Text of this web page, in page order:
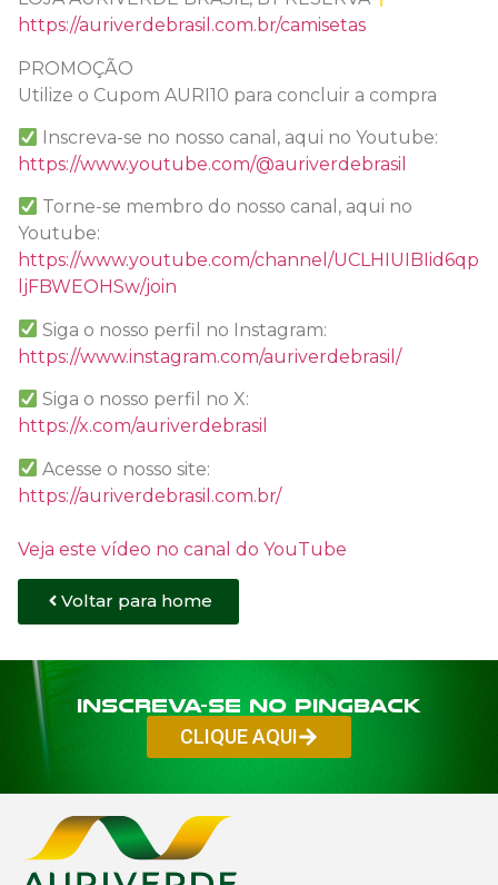
https://auriverdebrasil.com.br/camisetas
PROMOÇÃO
Utilize o Cupom AURI10 para concluir a compra
Inscreva-se no nosso canal, aqui no Youtube:
https://www.youtube.com/@auriverdebrasil
Torne-se membro do nosso canal, aqui no
Youtube:
https://www.youtube.com/channel/UCLHIUIBIid6qp
ljFBWEOHSw/join
Siga o nosso perfil no Instagram:
https://www.instagram.com/auriverdebrasil/
Siga o nosso perfil no X:
https://x.com/auriverdebrasil
Acesse o nosso site:
https://auriverdebrasil.com.br/
Veja este vídeo no canal do YouTube
Voltar para home
Inscreva-se no PINGBACK
CLIQUE AQUI